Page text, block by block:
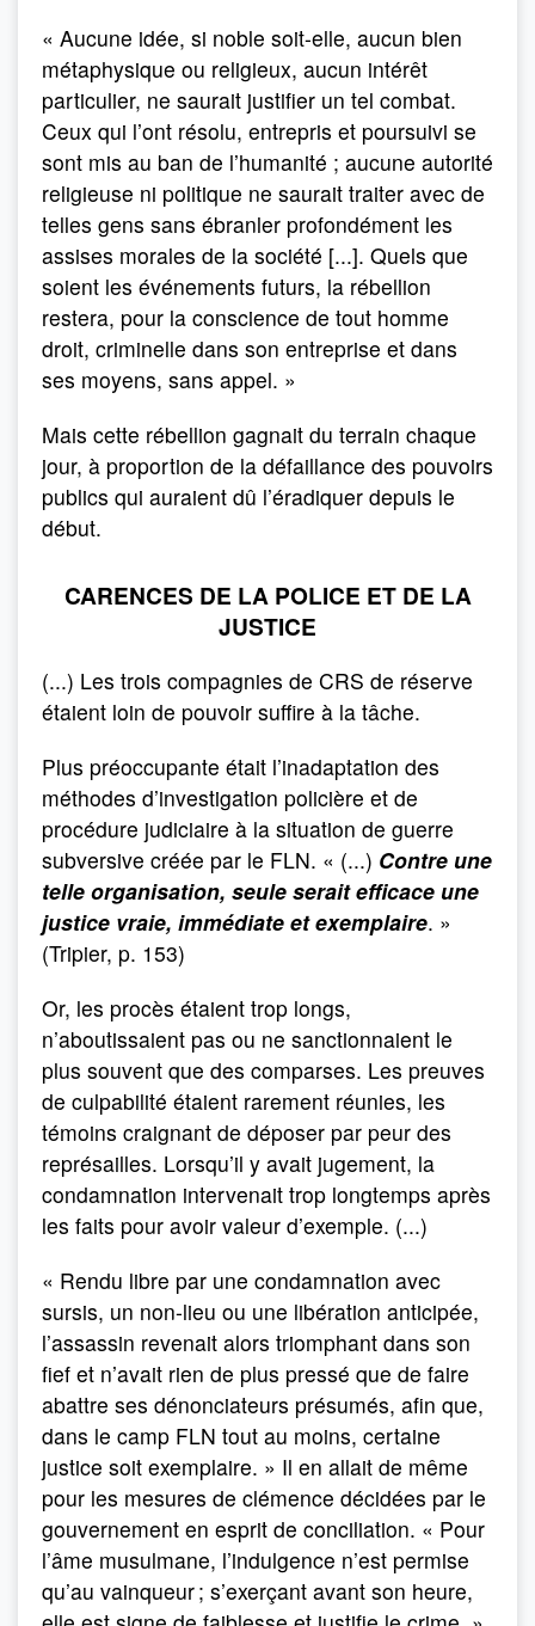
« Aucune idée, si noble soit-elle, aucun bien
métaphysique ou religieux, aucun intérêt
particulier, ne saurait justifier un tel combat.
Ceux qui l’ont résolu, entrepris et poursuivi se
sont mis au ban de l’humanité ; aucune autorité
religieuse ni politique ne saurait traiter avec de
telles gens sans ébranler profondément les
assises morales de la société [...]. Quels que
soient les événements futurs, la rébellion
restera, pour la conscience de tout homme
droit, criminelle dans son entreprise et dans
ses moyens, sans appel. »
Mais cette rébellion gagnait du terrain chaque
jour, à proportion de la défaillance des pouvoirs
publics qui auraient dû l’éradiquer depuis le
début.
CARENCES DE LA POLICE ET DE LA
JUSTICE
(...) Les trois compagnies de CRS de réserve
étaient loin de pouvoir suffire à la tâche.
Plus préoccupante était l’inadaptation des
méthodes d’investigation policière et de
procédure judiciaire à la situation de guerre
subversive créée par le FLN. « (...) Contre une
telle organisation, seule serait efficace une
justice vraie, immédiate et exemplaire. »
(Tripier, p. 153)
Or, les procès étaient trop longs,
n’aboutissaient pas ou ne sanctionnaient le
plus souvent que des comparses. Les preuves
de culpabilité étaient rarement réunies, les
témoins craignant de déposer par peur des
représailles. Lorsqu’il y avait jugement, la
condamnation intervenait trop longtemps après
les faits pour avoir valeur d’exemple. (...)
« Rendu libre par une condamnation avec
sursis, un non-lieu ou une libération anticipée,
l’assassin revenait alors triomphant dans son
fief et n’avait rien de plus pressé que de faire
abattre ses dénonciateurs présumés, afin que,
dans le camp FLN tout au moins, certaine
justice soit exemplaire. » Il en allait de même
pour les mesures de clémence décidées par le
gouvernement en esprit de conciliation. « Pour
l’âme musulmane, l’indulgence n’est permise
qu’au vainqueur ; s’exerçant avant son heure,